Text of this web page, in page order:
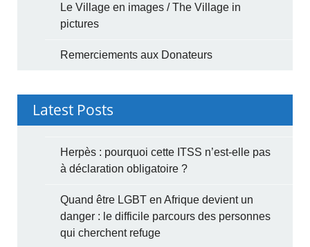
Le Village en images / The Village in
pictures
Remerciements aux Donateurs
Latest Posts
Herpès : pourquoi cette ITSS n’est-elle pas
à déclaration obligatoire ?
Quand être LGBT en Afrique devient un
danger : le difficile parcours des personnes
qui cherchent refuge